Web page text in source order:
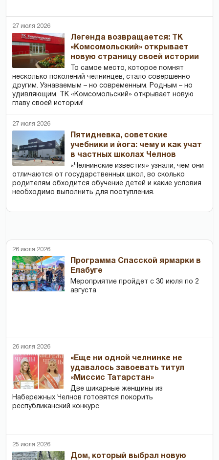
27 июля 2026
Легенда возвращается: ТК
«Комсомольский» открывает
новую страницу своей истории
То самое место, которое помнят
несколько поколений челнинцев, стало совершенно
другим. Узнаваемым – но современным. Родным – но
удивляющим. ТК «Комсомольский» открывает новую
главу своей истории!
27 июля 2026
Пятидневка, советские
учебники и йога: чему и как учат
в частных школах Челнов
«Челнинские известия» узнали, чем они
отличаются от государственных школ, во сколько
родителям обходится обучение детей и какие условия
необходимо выполнить для поступления.
26 июля 2026
Программа Спасской ярмарки в
Елабуге
Мероприятие пройдет с 30 июля по 2
августа
26 июля 2026
«Еще ни одной челнинке не
удавалось завоевать титул
«Миссис Татарстан»
Две шикарные женщины из
Набережных Челнов готовятся покорить
республиканский конкурс
25 июля 2026
Дом, который выбрал новую